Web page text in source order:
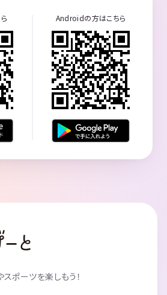
Androidの方はこちら
ポーツを楽しもう！